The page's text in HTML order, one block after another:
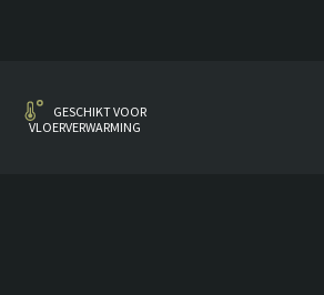
GESCHIKT VOOR
VLOERVERWARMING